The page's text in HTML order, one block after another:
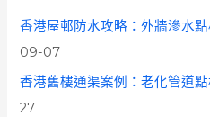
f
o
香港屋邨防水攻略：外牆滲水
09-07
香港舊樓通渠案例：老化管道
27